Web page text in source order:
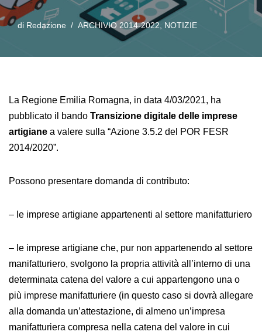
di Redazione ARCHIVIO 2014-2022 NOTIZIE
La Regione Emilia Romagna, in data 4/03/2021, ha
pubblicato il bando Transizione digitale delle imprese
artigiane a valere sulla “Azione 3.5.2 del POR FESR
2014/2020”.
Possono presentare domanda di contributo:
– le imprese artigiane appartenenti al settore manifatturiero
– le imprese artigiane che, pur non appartenendo al settore
manifatturiero, svolgono la propria attività all’interno di una
determinata catena del valore a cui appartengono una o
più imprese manifatturiere (in questo caso si dovrà allegare
alla domanda un’attestazione, di almeno un’impresa
manifatturiera compresa nella catena del valore in cui